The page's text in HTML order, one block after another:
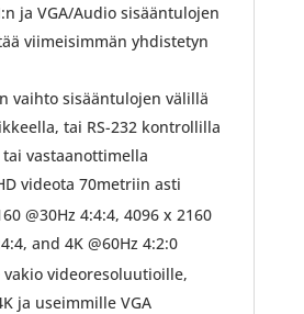
ja VGA/Audio sisääntulojen
viimeisimmän yhdistetyn
vaihto sisääntulojen välillä
tai RS-232 kontrollilla
vastaanottimella
videota 70metriin asti
@30Hz 4:4:4, 4096 x 2160
and 4K @60Hz 4:2:0
videoresoluutioille,
ja useimmille VGA